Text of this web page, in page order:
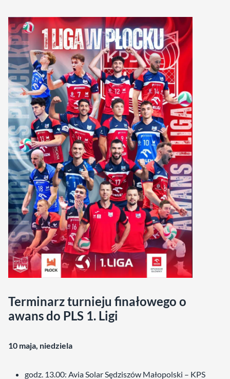
Terminarz turnieju finałowego o
awans do PLS 1. Ligi
10 maja, niedziela
godz. 13.00: Avia Solar Sędziszów Małopolski – KPS